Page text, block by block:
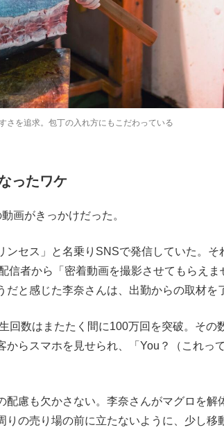
さを追求。包丁の入れ方にもこだわっている
ったワケ
画がきっかけだった。
セス」と名乗りSNSで発信していた。そ
信者から「密着動画を撮影させてもらえ
と感じた李奈さんは、出勤からの取材を
数はまたたく間に100万回を突破。その
からスマホを見せられ、「You？（これっ
慮も欠かさない。李奈さんがマグロを解
りの売り場の前に立たないように、少し移